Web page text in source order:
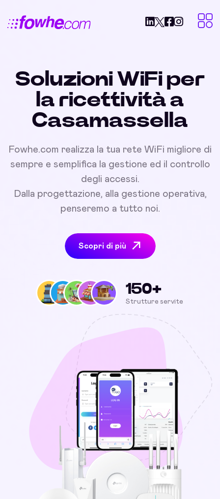
Soluzioni WiFi per
la ricettività a
Casamassella
Fowhe.com realizza la tua rete WiFi migliore di
sempre e semplifica la gestione ed il controllo
degli accessi.
Dalla progettazione, alla gestione operativa,
penseremo a tutto noi.
Scopri di più
150+
Strutture servite